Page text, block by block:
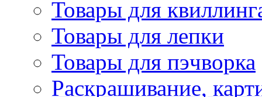
Товары для
Товары для лепки
Товары для пэчворка
Раскрашивание,